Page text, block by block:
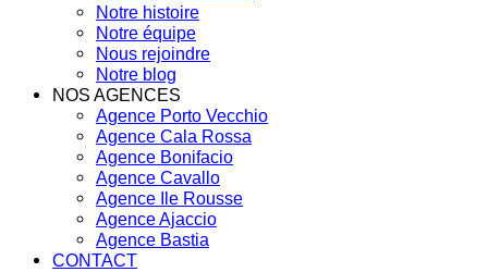
Notre histoire
Notre équipe
Nous rejoindre
Notre blog
NOS AGENCES
Agence Porto Vecchio
Agence Cala Rossa
Agence Bonifacio
Agence Cavallo
Agence Ile Rousse
Agence Ajaccio
Agence Bastia
CONTACT